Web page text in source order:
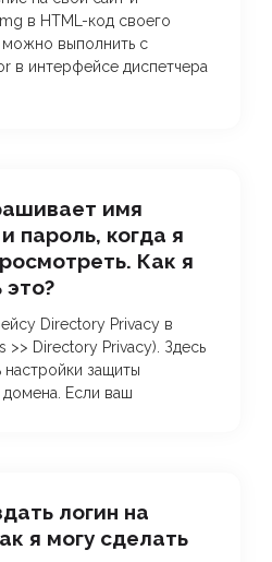
в HTML-код своего
можно выполнить с
в интерфейсе диспетчера
имя
пароль, когда я
Как я
это?
Directory Privacy в
>> Directory Privacy). Здесь
защиты
Если ваш
логин на
я могу сделать